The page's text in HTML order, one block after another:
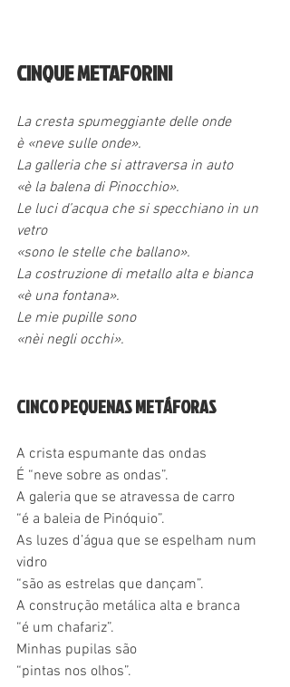
CINQUE METAFORINI
La cresta spumeggiante delle onde
è «neve sulle onde».
La galleria che si attraversa in auto
«è la balena di Pinocchio».
Le luci d’acqua che si specchiano in un
vetro
«sono le stelle che ballano».
La costruzione di metallo alta e bianca
«è una fontana».
Le mie pupille sono
«nèi negli occhi».
CINCO PEQUENAS METÁFORAS
A crista espumante das ondas
É “neve sobre as ondas”.
A galeria que se atravessa de carro
“é a baleia de Pinóquio”.
As luzes d’água que se espelham num
vidro
“são as estrelas que dançam”.
A construção metálica alta e branca
“é um chafariz”.
Minhas pupilas são
“pintas nos olhos”.